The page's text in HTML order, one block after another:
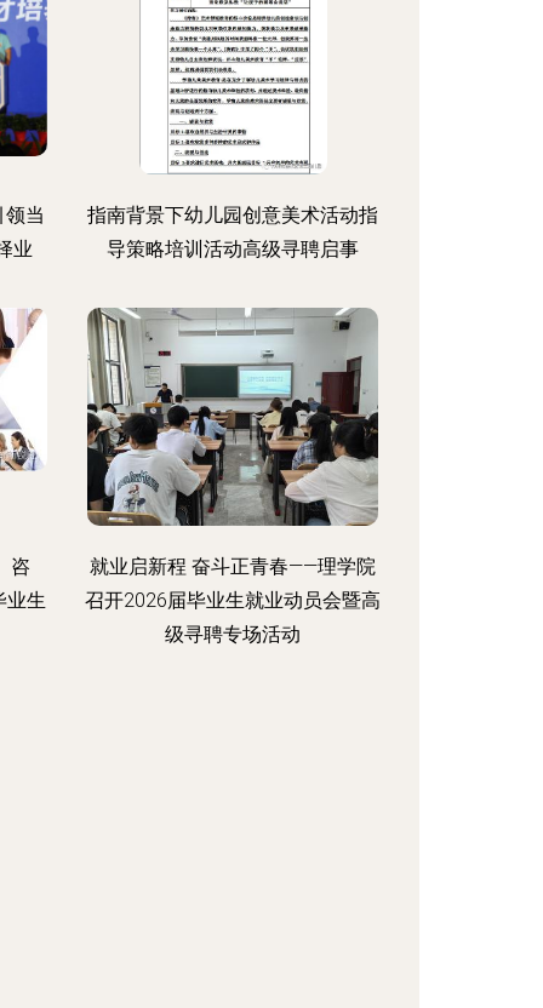
当
业
指南背景下幼儿园创意美术活动指
导策略培训活动高级寻聘启事
咨
业生
就业启新程 奋斗正青春——理学院
召开2026届毕业生就业动员会暨高
级寻聘专场活动